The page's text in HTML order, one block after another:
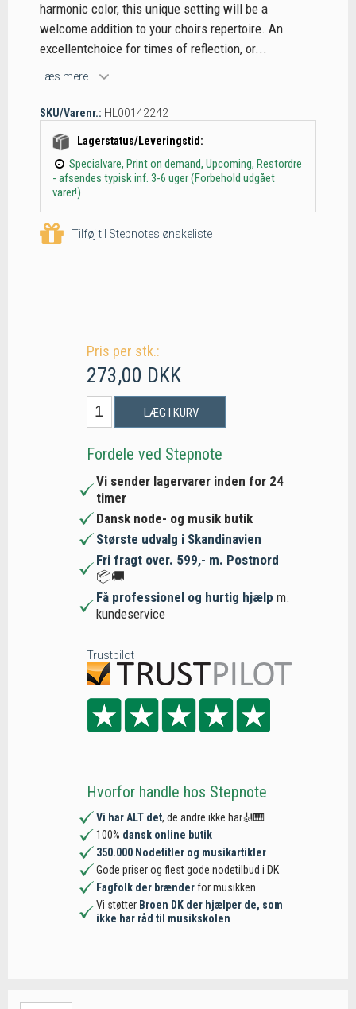
harmonic color, this unique setting will be a
welcome addition to your choirs repertoire. An
excellentchoice for times of reflection, or...
Læs mere
SKU/Varenr.: HL00142242
Lagerstatus/Leveringstid:
Specialvare, Print on demand, Upcoming, Restordre
- afsendes typisk inf. 3-6 uger (Forbehold udgået
varer!)
Tilføj til Stepnotes ønskeliste
Pris per stk.:
273,00 DKK
LÆG I KURV
Fordele ved Stepnote
Vi sender lagervarer inden for 24
timer
Dansk node- og musik butik
Største udvalg i Skandinavien
Fri fragt over. 599,- m. Postnord
📦🚚
Få professionel og hurtig hjælp m.
kundeservice
Trustpilot
Hvorfor handle hos Stepnote
Vi har ALT det, de andre ikke har🎻🎹
100% dansk online butik
350.000 Nodetitler og musikartikler
Gode priser og flest gode nodetilbud i DK
Fagfolk der brænderfor musikken
Vi støtter Broen DKder hjælper de, som
ikke har råd til musikskolen